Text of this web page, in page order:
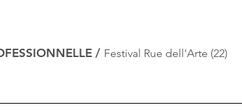
/ Festival Rue dell'Arte (22)